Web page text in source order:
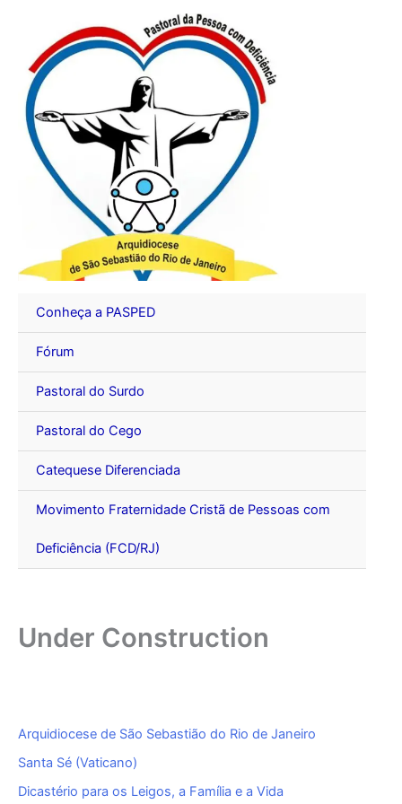
conteúdo
Conheça a PASPED
Fórum
Pastoral do Surdo
Pastoral do Cego
Catequese Diferenciada
Movimento Fraternidade Cristã de Pessoas com
Deficiência (FCD/RJ)
Under Construction
Arquidiocese de São Sebastião do Rio de Janeiro
Santa Sé (Vaticano)
Dicastério para os Leigos, a Família e a Vida